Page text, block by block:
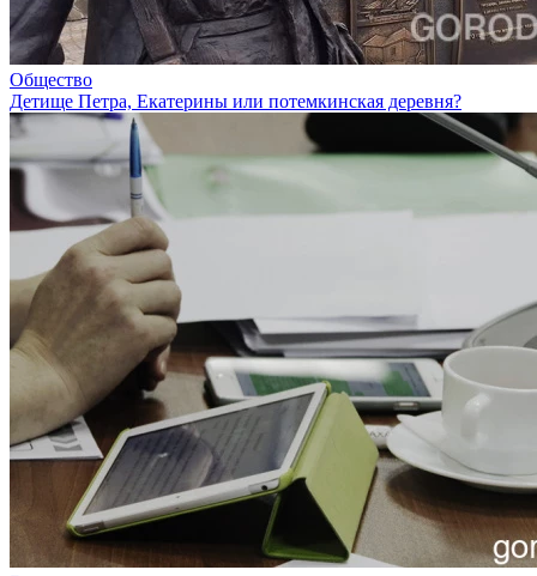
Общество
Детище Петра, Екатерины или потемкинская деревня?